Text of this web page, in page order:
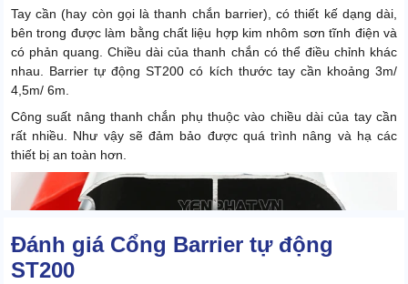
Tay cần (hay còn gọi là thanh chắn barrier), có thiết kế dạng dài,
bên trong được làm bằng chất liệu hợp kim nhôm sơn tĩnh điện và
có phản quang. Chiều dài của thanh chắn có thể điều chỉnh khác
nhau. Barrier tự động ST200 có kích thước tay cần khoảng 3m/
4,5m/ 6m.
Công suất nâng thanh chắn phụ thuộc vào chiều dài của tay cần
rất nhiều. Như vậy sẽ đảm bảo được quá trình nâng và hạ các
thiết bị an toàn hơn.
Đánh giá Cổng Barrier tự động
ST200